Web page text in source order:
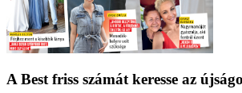
A Best friss számát keresse az